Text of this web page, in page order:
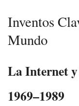
Inventos
Mundo
La Internet y
1969–1989